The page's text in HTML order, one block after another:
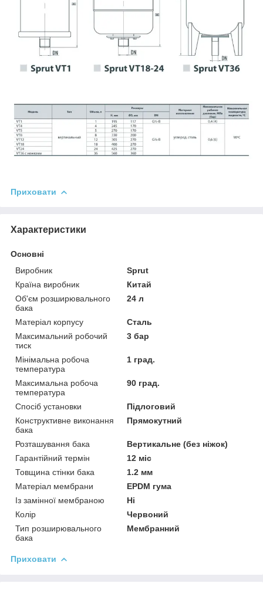
Приховати
Характеристики
Основні
Виробник
Sprut
Країна виробник
Китай
Об'єм розширювального
бака
24 л
Матеріал корпусу
Сталь
Максимальний робочий
тиск
3 бар
Мінімальна робоча
температура
1 град.
Максимальна робоча
температура
90 град.
Спосіб установки
Підлоговий
Конструктивне виконання
бака
Прямокутний
Розташування бака
Вертикальне (без ніжок)
Гарантійний термін
12 міс
Товщина стінки бака
1.2 мм
Матеріал мембрани
EPDM гума
Із замінної мембраною
Ні
Колір
Червоний
Тип розширювального
бака
Мембранний
Приховати